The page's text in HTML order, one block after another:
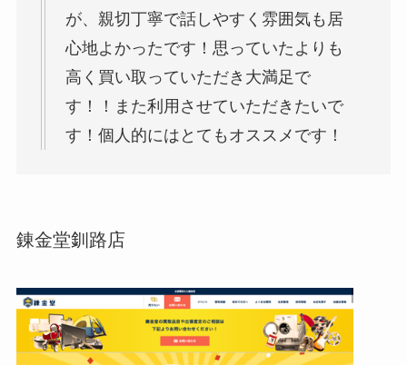
が、親切丁寧で話しやすく雰囲気も居
心地よかったです！思っていたよりも
高く買い取っていただき大満足で
す！！また利用させていただきたいで
す！個人的にはとてもオススメです！
錬金堂釧路店